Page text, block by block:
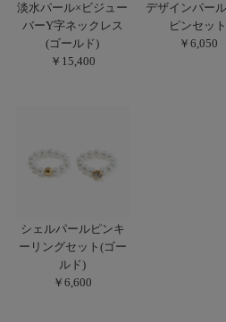
淡水パール×ビジュー
バーY字ネックレス
(ゴールド)
￥15,400
デザインパー
ピンセット
￥6,050
シェルパールピンキ
ーリングセット(ゴー
ルド)
￥6,600